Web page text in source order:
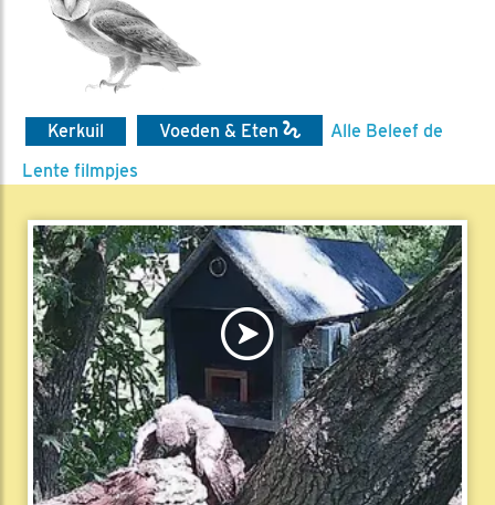
Kerkuil Voeden & Eten
Alle Beleef de
Lente filmpjes